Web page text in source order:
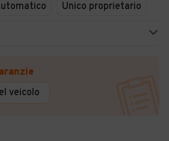
Unico proprietario
veicolo